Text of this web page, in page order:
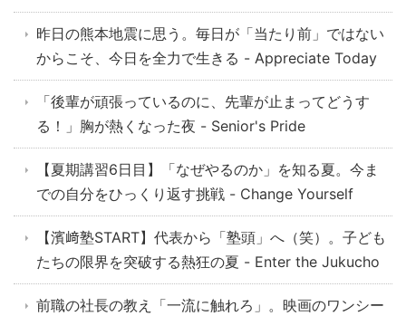
昨日の熊本地震に思う。毎日が「当たり前」ではない
からこそ、今日を全力で生きる - Appreciate Today
「後輩が頑張っているのに、先輩が止まってどうす
る！」胸が熱くなった夜 - Senior's Pride
【夏期講習6日目】「なぜやるのか」を知る夏。今ま
での自分をひっくり返す挑戦 - Change Yourself
【濱﨑塾START】代表から「塾頭」へ（笑）。子ども
たちの限界を突破する熱狂の夏 - Enter the Jukucho
前職の社長の教え「一流に触れろ」。映画のワンシー